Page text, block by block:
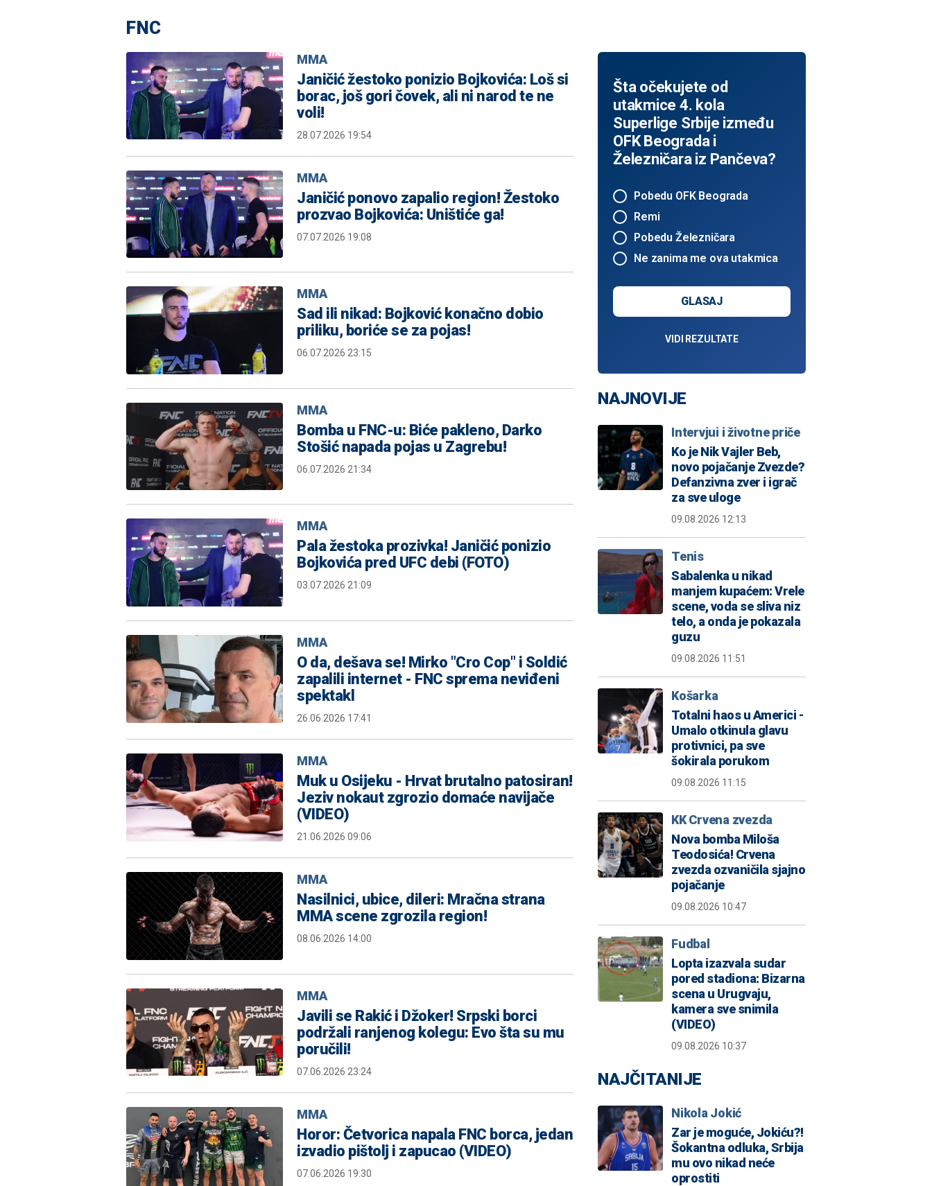
FNC
MMA
Janičić žestoko ponizio Bojkovića: Loš si
borac, još gori čovek, ali ni narod te ne
voli!
28.07.2026 19:54
MMA
Janičić ponovo zapalio region! Žestoko
prozvao Bojkovića: Uništiće ga!
07.07.2026 19:08
MMA
Sad ili nikad: Bojković konačno dobio
priliku, boriće se za pojas!
06.07.2026 23:15
MMA
Bomba u FNC-u: Biće pakleno, Darko
Stošić napada pojas u Zagrebu!
06.07.2026 21:34
MMA
Pala žestoka prozivka! Janičić ponizio
Bojkovića pred UFC debi (FOTO)
03.07.2026 21:09
MMA
O da, dešava se! Mirko "Cro Cop" i Soldić
zapalili internet - FNC sprema neviđeni
spektakl
26.06.2026 17:41
MMA
Muk u Osijeku - Hrvat brutalno patosiran!
Jeziv nokaut zgrozio domaće navijače
(VIDEO)
21.06.2026 09:06
MMA
Nasilnici, ubice, dileri: Mračna strana
MMA scene zgrozila region!
08.06.2026 14:00
MMA
Javili se Rakić i Džoker! Srpski borci
podržali ranjenog kolegu: Evo šta su mu
poručili!
07.06.2026 23:24
MMA
Horor: Četvorica napala FNC borca, jedan
izvadio pištolj i zapucao (VIDEO)
07.06.2026 19:30
Šta očekujete od
utakmice 4. kola
Superlige Srbije između
OFK Beograda i
Železničara iz Pančeva?
Pobedu OFK Beograda
Remi
Pobedu Železničara
Ne zanima me ova utakmica
GLASAJ
VIDI REZULTATE
NAJNOVIJE
Intervjui i životne priče
Ko je Nik Vajler Beb,
novo pojačanje Zvezde?
Defanzivna zver i igrač
za sve uloge
09.08.2026 12:13
Tenis
Sabalenka u nikad
manjem kupaćem: Vrele
scene, voda se sliva niz
telo, a onda je pokazala
guzu
09.08.2026 11:51
Košarka
Totalni haos u Americi -
Umalo otkinula glavu
protivnici, pa sve
šokirala porukom
09.08.2026 11:15
KK Crvena zvezda
Nova bomba Miloša
Teodosića! Crvena
zvezda ozvaničila sjajno
pojačanje
09.08.2026 10:47
Fudbal
Lopta izazvala sudar
pored stadiona: Bizarna
scena u Urugvaju,
kamera sve snimila
(VIDEO)
09.08.2026 10:37
NAJČITANIJE
Nikola Jokić
Zar je moguće, Jokiću?!
Šokantna odluka, Srbija
mu ovo nikad neće
oprostiti